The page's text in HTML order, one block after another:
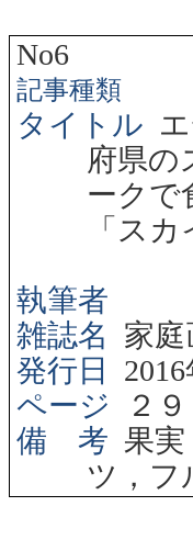
No6
記事種類
タイトル
府県
ークで
「ス
執筆者
雑誌名
家庭
発行日
2016
ページ
２９
備 考 果実
ツ，フ